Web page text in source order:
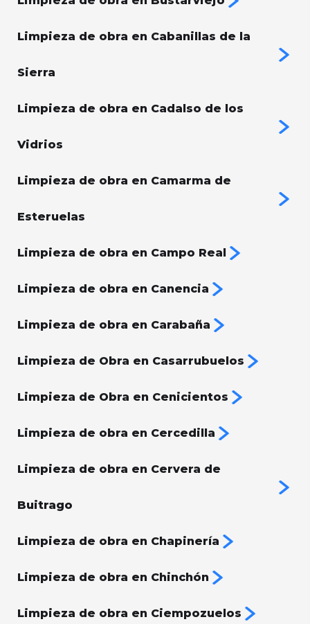
Limpieza de obra en Cabanillas de la
Sierra
Limpieza de obra en Cadalso de los
Vidrios
Limpieza de obra en Camarma de
Esteruelas
Limpieza de obra en Campo Real
Limpieza de obra en Canencia
Limpieza de obra en Carabaña
Limpieza de Obra en Casarrubuelos
Limpieza de Obra en Cenicientos
Limpieza de obra en Cercedilla
Limpieza de obra en Cervera de
Buitrago
Limpieza de obra en Chapinería
Limpieza de obra en Chinchón
Limpieza de obra en Ciempozuelos